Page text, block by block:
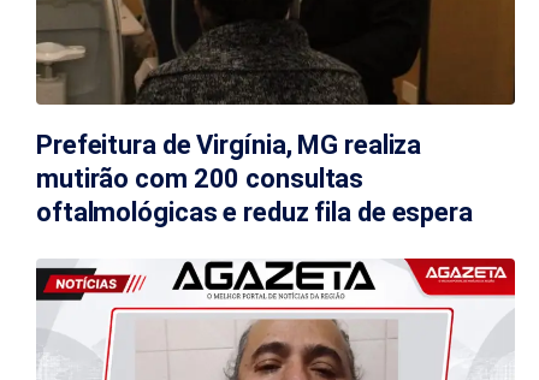
Prefeitura de Virgínia, MG realiza
mutirão com 200 consultas
oftalmológicas e reduz fila de espera